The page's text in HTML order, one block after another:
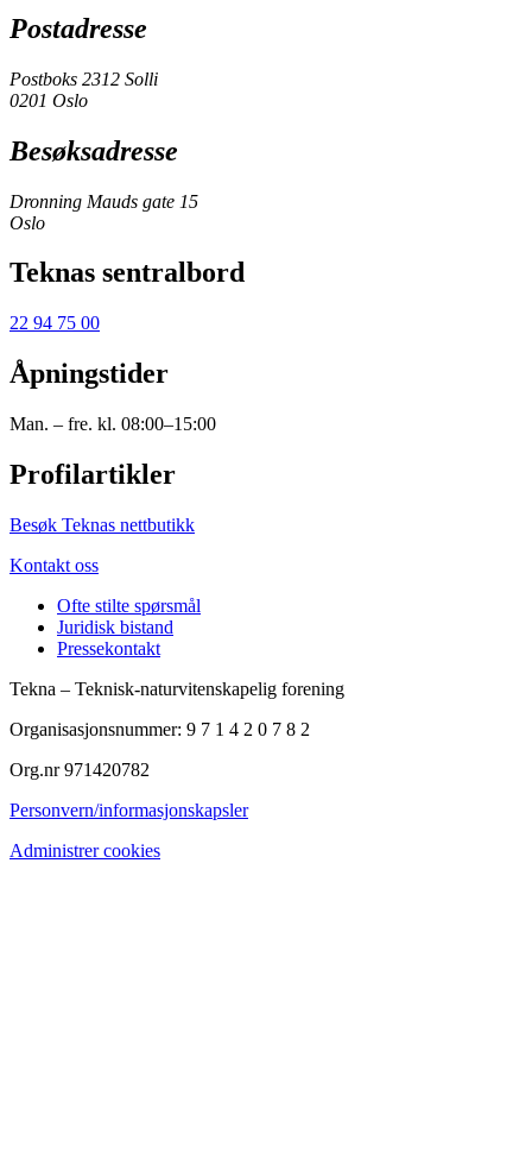
Postadresse
Postboks 2312 Solli
0201 Oslo
Besøksadresse
Dronning Mauds gate 15
Oslo
Teknas sentralbord
22 94 75 00
Åpningstider
Man. – fre. kl. 08:00–15:00
Profilartikler
Besøk Teknas nettbutikk
Kontakt oss
Ofte stilte spørsmål
Juridisk bistand
Pressekontakt
Tekna – Teknisk-naturvitenskapelig forening
Organisasjonsnummer: 9 7 1 4 2 0 7 8 2
Org.nr 971420782
Personvern/informasjonskapsler
Administrer cookies